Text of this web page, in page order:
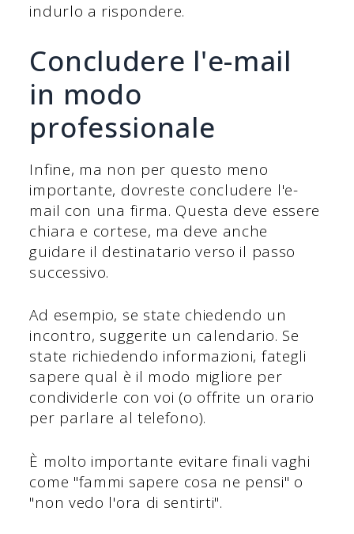
indurlo a rispondere.
Concludere l'e-mail
in modo
professionale
Infine, ma non per questo meno
importante, dovreste concludere l'e-
mail con una firma. Questa deve essere
chiara e cortese, ma deve anche
guidare il destinatario verso il passo
successivo.
Ad esempio, se state chiedendo un
incontro, suggerite un calendario. Se
state richiedendo informazioni, fategli
sapere qual è il modo migliore per
condividerle con voi (o offrite un orario
per parlare al telefono).
È molto importante evitare finali vaghi
come "fammi sapere cosa ne pensi" o
"non vedo l'ora di sentirti".